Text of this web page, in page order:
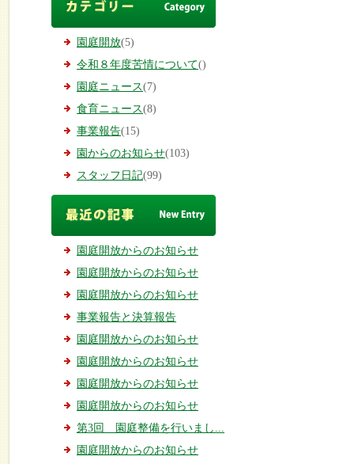
園庭開放(5)
令和８年度苦情について()
園庭ニュース(7)
食育ニュース(8)
事業報告(15)
園からのお知らせ(103)
スタッフ日記(99)
園庭開放からのお知らせ
園庭開放からのお知らせ
園庭開放からのお知らせ
事業報告と決算報告
園庭開放からのお知らせ
園庭開放からのお知らせ
園庭開放からのお知らせ
園庭開放からのお知らせ
第3回 園庭整備を行いまし...
園庭開放からのお知らせ